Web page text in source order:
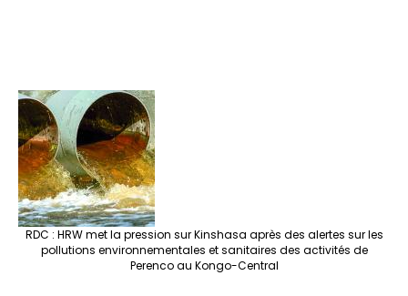
RDC : HRW met la pression sur Kinshasa après des alertes sur les
pollutions environnementales et sanitaires des activités de
Perenco au Kongo-Central